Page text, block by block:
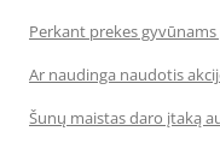
Perkant prekes
Ar naudinga naudotis
Šunų maistas daro įtaką